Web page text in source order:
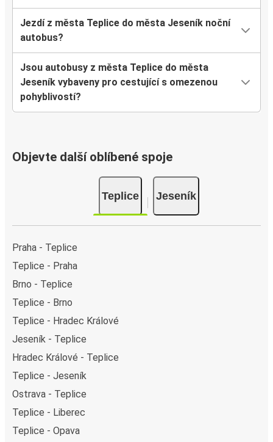
Jezdí z města Teplice do města Jeseník noční
autobus?
Jsou autobusy z města Teplice do města
Jeseník vybaveny pro cestující s omezenou
pohyblivostí?
Objevte další oblíbené spoje
Teplice Jeseník
Praha - Teplice
Teplice - Praha
Brno - Teplice
Teplice - Brno
Teplice - Hradec Králové
Jeseník - Teplice
Hradec Králové - Teplice
Teplice - Jeseník
Ostrava - Teplice
Teplice - Liberec
Teplice - Opava